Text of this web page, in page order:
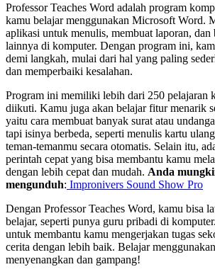
Professor Teaches Word adalah program
kamu belajar menggunakan Microsoft Word.
aplikasi untuk menulis, membuat laporan, dan
lainnya di komputer. Dengan program ini,
demi langkah, mulai dari hal yang paling
dan memperbaiki kesalahan.
Program ini memiliki lebih dari 250 pelajaran
diikuti. Kamu juga akan belajar fitur menarik
yaitu cara membuat banyak surat atau
tapi isinya berbeda, seperti menulis kartu
teman-temanmu secara otomatis. Selain itu,
perintah cepat yang bisa membantu kamu
dengan lebih cepat dan mudah. Anda
mengunduh: Impronivers Sound Show Pro
Dengan Professor Teaches Word, kamu bisa
belajar, seperti punya guru pribadi di
untuk membantu kamu mengerjakan tugas
cerita dengan lebih baik. Belajar
menyenangkan dan gampang!